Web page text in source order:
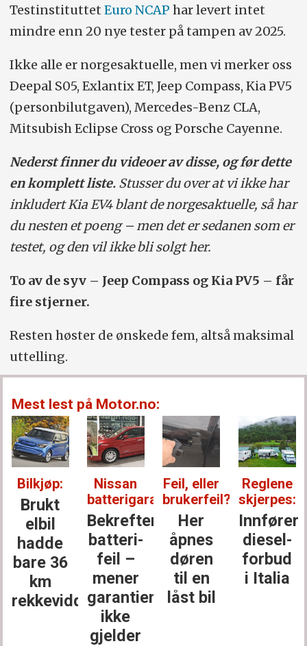
Testinstituttet Euro NCAP har levert intet
mindre enn 20 nye tester på tampen av 2025.
Ikke alle er norgesaktuelle, men vi merker oss
Deepal S05, Exlantix ET, Jeep Compass, Kia PV5
(personbilutgaven), Mercedes-Benz CLA,
Mitsubish Eclipse Cross og Porsche Cayenne.
Nederst finner du videoer av disse, og før dette
en komplett liste.Stusser du over at vi ikke har
inkludert Kia EV4 blant de norgesaktuelle, så har
du nesten et poeng – men det er sedanen som er
testet, og den vil ikke bli solgt her.
To av de syv – Jeep Compass og Kia PV5 – får
fire stjerner.
Resten høster de ønskede fem, altså maksimal
uttelling.
Mest lest på Motor.no:
Bilkjøp:
Brukt
elbil
hadde
bare 36
km
rekkevidde
Nissan
batterigaranti:
Bekrefter
batteri­
feil –
mener
garantien
ikke
gjelder
Feil, eller
brukerfeil?
Her
åpnes
døren
til en
låst bil
Reglene
skjerpes:
Innfører
diesel­
forbud
i Italia